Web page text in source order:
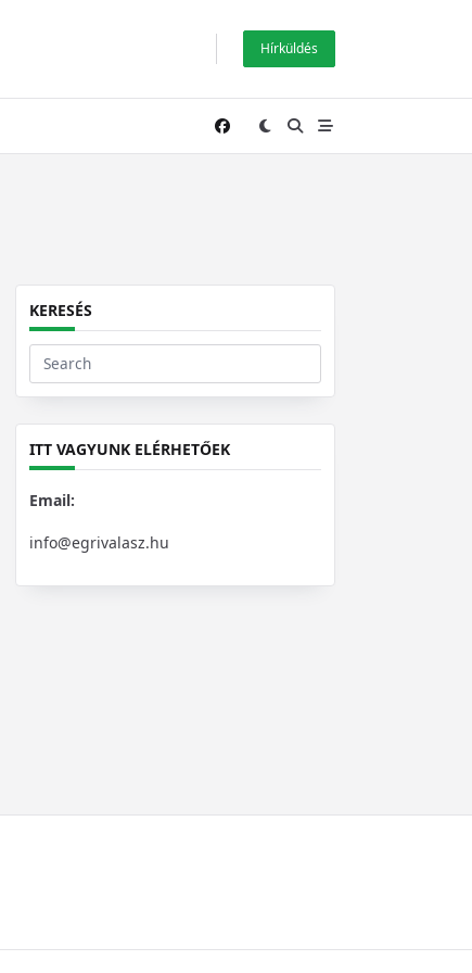
Hírküldés
KERESÉS
Search
for:
ITT VAGYUNK ELÉRHETŐEK
Email:
info@egrivalasz.hu